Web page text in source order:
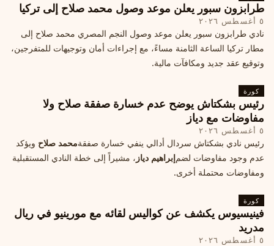
طرابزون سبور يعلن موعد وصول محمد صلاح إلى تركيا
٥ أغسطس ٢٠٢٦
نادي طرابزون سبور يعلن موعد وصول النجم المصري محمد صلاح إلى
مطار تركيا الساعة الثامنة مساءً، مع إجراءات أمان وتوجيهات للمتفرجين،
وتوقيع عقد جديد ومكافآت مالية.
كورة
رئيس بشكتاش يوضح عدم خسارة صفقة صلاح ولا
مفاوضات مع دياز
٥ أغسطس ٢٠٢٦
رئيس نادي بشكتاش سردال أدالي ينفي خسارة صفقةمحمد صلاح ويؤكد
عدم وجود مفاوضات لضمإبراهيم دياز ، مشيراً إلى خطة النادي المستقبلية
ومفاوضات محتملة أخرى.
كورة
فينيسيوس يكشف عن كواليس لقائه مع مورينيو في ريال
مدريد
٥ أغسطس ٢٠٢٦